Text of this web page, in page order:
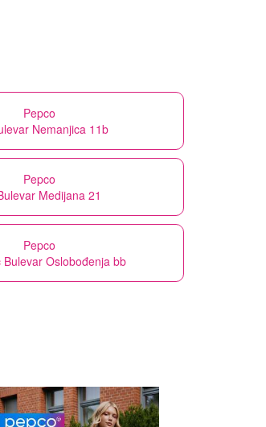
Pepco
Nemanjica 11b
Pepco
Medijana 21
Pepco
Bulevar Oslobođenja bb